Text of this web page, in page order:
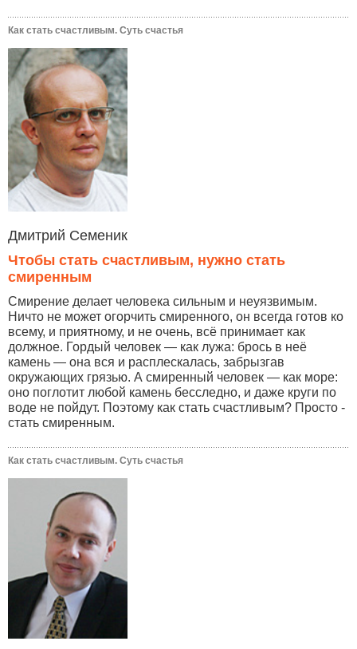
Как стать счастливым. Суть счастья
Дмитрий Семеник
Чтобы стать счастливым, нужно стать
смиренным
Смирение делает человека сильным и неуязвимым.
Ничто не может огорчить смиренного, он всегда готов ко
всему, и приятному, и не очень, всё принимает как
должное. Гордый человек — как лужа: брось в неё
камень — она вся и расплескалась, забрызгав
окружающих грязью. А смиренный человек — как море:
оно поглотит любой камень бесследно, и даже круги по
воде не пойдут. Поэтому как стать счастливым? Просто -
стать смиренным.
Как стать счастливым. Суть счастья